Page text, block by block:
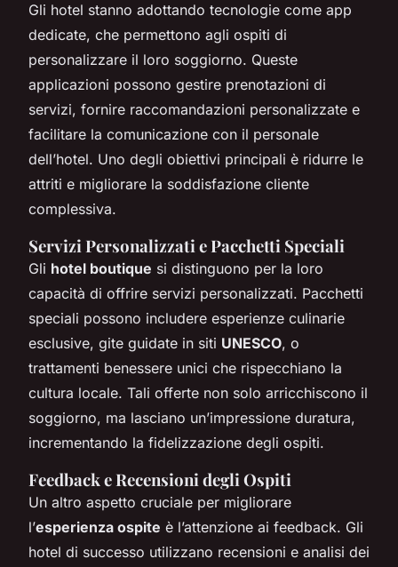
Gli hotel stanno adottando tecnologie come app
dedicate, che permettono agli ospiti di
personalizzare il loro soggiorno. Queste
applicazioni possono gestire prenotazioni di
servizi, fornire raccomandazioni personalizzate e
facilitare la comunicazione con il personale
dell’hotel. Uno degli obiettivi principali è ridurre le
attriti e migliorare la soddisfazione cliente
complessiva.
Servizi Personalizzati e Pacchetti Speciali
Gli hotel boutique si distinguono per la loro
capacità di offrire servizi personalizzati. Pacchetti
speciali possono includere esperienze culinarie
esclusive, gite guidate in siti UNESCO, o
trattamenti benessere unici che rispecchiano la
cultura locale. Tali offerte non solo arricchiscono il
soggiorno, ma lasciano un’impressione duratura,
incrementando la fidelizzazione degli ospiti.
Feedback e Recensioni degli Ospiti
Un altro aspetto cruciale per migliorare
l’esperienza ospite è l’attenzione ai feedback. Gli
hotel di successo utilizzano recensioni e analisi dei